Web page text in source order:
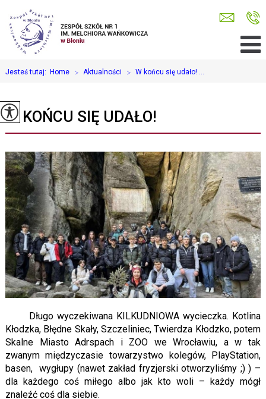
Jesteś tutaj: Home > Aktualności > W końcu się udało! ...
W KOŃCU SIĘ UDAŁO!
Długo wyczekiwana KILKUDNIOWA wycieczka. Kotlina
Kłodzka, Błędne Skały, Szczeliniec, Twierdza Kłodzko, potem
Skalne Miasto Adrspach i ZOO we Wrocławiu, a w tak
zwanym międzyczasie towarzystwo kolegów, PlayStation,
basen, wygłupy (nawet zakład fryzjerski otworzyliśmy ;) ) –
dla każdego coś miłego albo jak kto woli – każdy mógł
znaleźć coś dla siebie.